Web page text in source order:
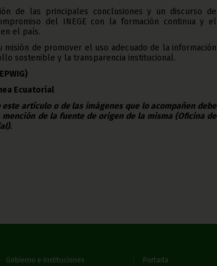
de las principales conclusiones y un discurso de
del INEGE con la formación continua y el
el país.
misión de promover el uso adecuado de la información
sostenible y la transparencia institucional.
Ecuatorial
artículo o de las imágenes que lo acompañen debe
de la fuente de origen de la misma (Oficina de
Gobierno e Instituciones Portada